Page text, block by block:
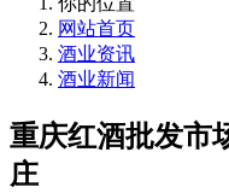
网站首页
酒业资讯
酒业新闻
重庆红酒批发市
庄